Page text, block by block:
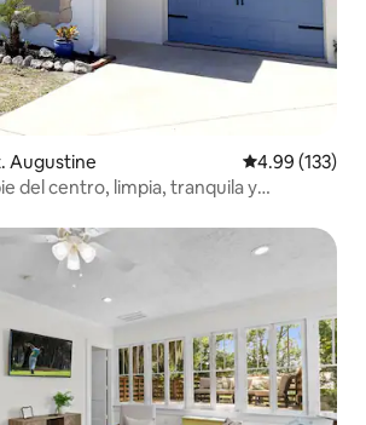
Augustine Calificación
4.99 (133)
del centro, limpia, tranquila y